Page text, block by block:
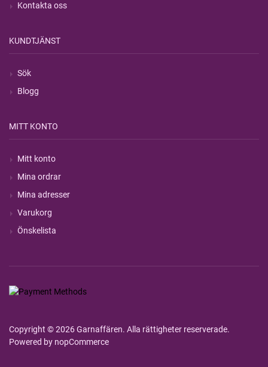
Kontakta oss
KUNDTJÄNST
Sök
Blogg
MITT KONTO
Mitt konto
Mina ordrar
Mina adresser
Varukorg
Önskelista
Copyright © 2026 Garnaffären. Alla rättigheter reserverade.
Powered by nopCommerce